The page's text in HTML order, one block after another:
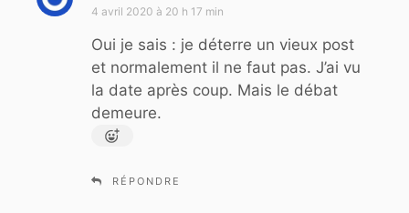
i
4 avril 2020 à 20 h 17 min
Oui je sais : je déterre un vieux post
et normalement il ne faut pas. J’ai vu
la date après coup. Mais le débat
demeure.
RÉPONDRE